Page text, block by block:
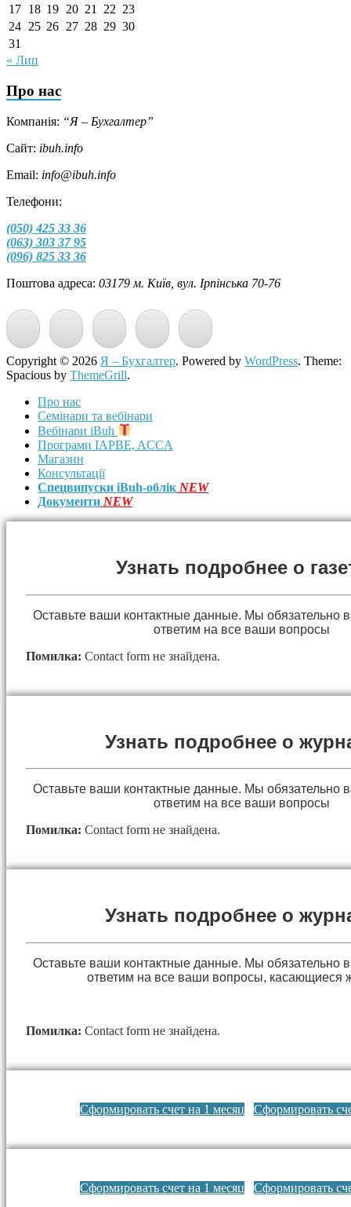
17 18 19 20 21 22 23
24 25 26 27 28 29 30
31
« Лип
Про нас
Компанія: “Я – Бухгалтер”
Сайт: ibuh.info
Email: info@ibuh.info
Телефони:
(050) 425 33 36
(063) 303 37 95
(096) 825 33 36
Поштова адреса: 03179 м. Київ, вул. Ірпінська 70-76
Copyright © 2026 Я – Бухгалтер. Powered by WordPress. Theme:
Spacious by ThemeGrill.
Про нас
Семінари та вебінари
Вебінари iBuh
Програми IAPBE, ACCA
Магазин
Консультації
Спецвипуски iBuh-облік NEW
Документи NEW
Узнать подробнее о
Оставьте ваши контактные данные. Мы обязательно
ответим на все ваши вопросы
Помилка: Contact form не знайдена.
Узнать подробнее о
Оставьте ваши контактные данные. Мы обязательно
ответим на все ваши вопросы
Помилка: Contact form не знайдена.
Узнать подробнее о
Оставьте ваши контактные данные. Мы обязательно
ответим на все ваши вопросы, касающиеся
Помилка: Contact form не знайдена.
Сформировать счет на 1 месяц Сформировать
Сформировать счет на 1 месяц Сформировать